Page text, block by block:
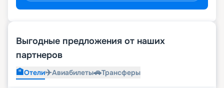
Выгодные предложения от наших
партнеров
🏨Отели✈️Авиабилеты🚗Трансферы